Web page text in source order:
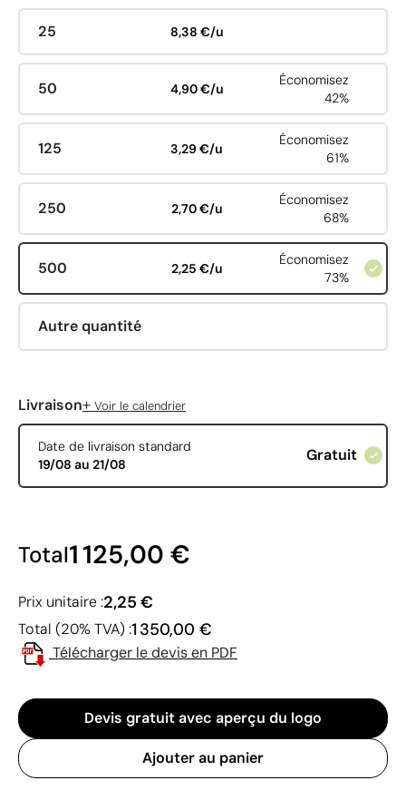
25 8,38 €/u
50 4,90 €/u
Économisez
42%
125 3,29 €/u
Économisez
61%
250 2,70 €/u
Économisez
68%
500 2,25 €/u
Économisez
73%
Autre quantité
Livraison+ Voir le calendrier
Date de livraison standard
19/08 au 21/08
Gratuit
Total1 125,00 €
Prix unitaire :2,25 €
Total (20% TVA) :1 350,00 €
Télécharger le devis en PDF
Devis gratuit avec aperçu du logo
Ajouter au panier